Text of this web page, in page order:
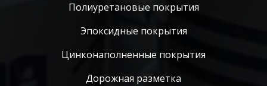
Полиуретановые покрытия
Эпоксидные покрытия
Цинконаполненные покрытия
Дорожная разметка